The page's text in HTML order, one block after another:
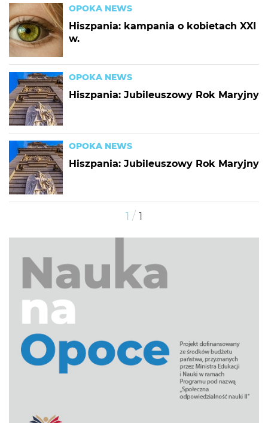
OPOKA NEWS
Hiszpania: kampania o kobietach XXI
w.
OPOKA NEWS
Hiszpania: Jubileuszowy Rok Maryjny
OPOKA NEWS
Hiszpania: Jubileuszowy Rok Maryjny
1 / 1